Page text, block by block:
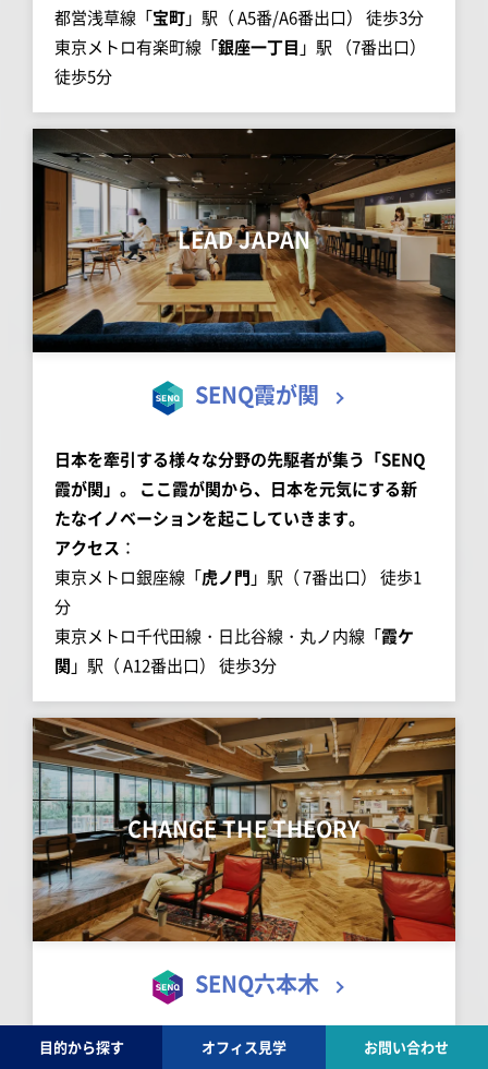
都営浅草線「宝町」駅（ A5番/A6番出口） 徒歩3分
東京メトロ有楽町線「銀座一丁目 」駅 （7番出口）
徒歩5分
LEAD JAPAN
SENQ霞が関
日本を牽引する様々な分野の先駆者が集う「SENQ
霞が関」。 ここ霞が関から、日本を元気にする新
たなイノベーションを起こしていきます。
アクセス ：
東京メトロ銀座線「虎ノ門 」駅（ 7番出口） 徒歩1
分
東京メトロ千代田線・日比谷線・丸ノ内線「霞ケ
関 」駅（ A12番出口） 徒歩3分
CHANGE THE THEORY
SENQ六本木
デザインとテクノロジーの力で既成概念を打ち破る
目的から探す オフィス見学 お問い合わせ